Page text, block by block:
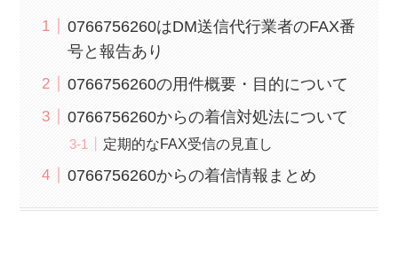
0766756260はDM送信代行業者のFAX番
号と報告あり
0766756260の用件概要・目的について
0766756260からの着信対処法について
定期的なFAX受信の見直し
0766756260からの着信情報まとめ